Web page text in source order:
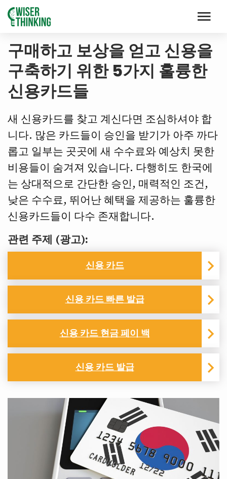
구매하고 보상을 얻고 신용을
구축하기 위한 5가지 훌륭한
신용카드들
새 신용카드를 찾고 계신다면 조심하셔야 합
니다. 많은 카드들이 승인을 받기가 아주 까다
롭고 일부는 곳곳에 새 수수료와 예상치 못한
비용들이 숨겨져 있습니다. 다행히도 한국에
는 상대적으로 간단한 승인, 매력적인 조건,
낮은 수수료, 뛰어난 혜택을 제공하는 훌륭한
신용카드들이 다수 존재합니다.
관련 주제 (광고):
신용 카드
신용 카드 빠른 발급
신용 카드 현금 페이 백
신용 카드 발급